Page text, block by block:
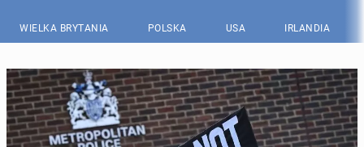
WIELKA BRYTANIA POLSKA USA IRLANDIA